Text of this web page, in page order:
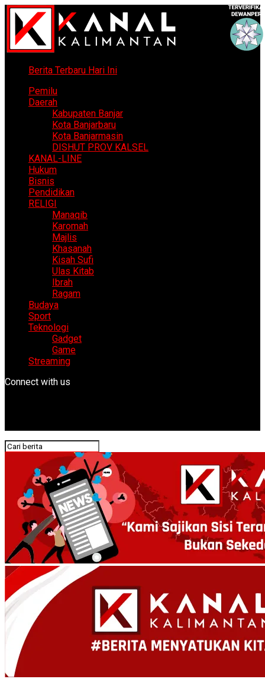
Berita Terbaru Hari Ini
Pemilu
Daerah
Kabupaten Banjar
Kota Banjarbaru
Kota Banjarmasin
DISHUT PROV KALSEL
KANAL-LINE
Hukum
Bisnis
Pendidikan
RELIGI
Manaqib
Karomah
Majlis
Khasanah
Kisah Sufi
Ulas Kitab
Ibrah
Ragam
Budaya
Sport
Teknologi
Gadget
Game
Streaming
Connect with us